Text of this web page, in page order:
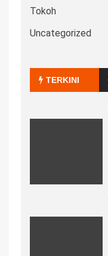
Tokoh
Uncategorized
TERKINI